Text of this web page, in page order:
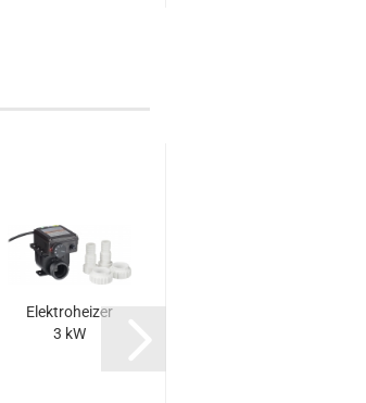
Elektroheizer
3 kW